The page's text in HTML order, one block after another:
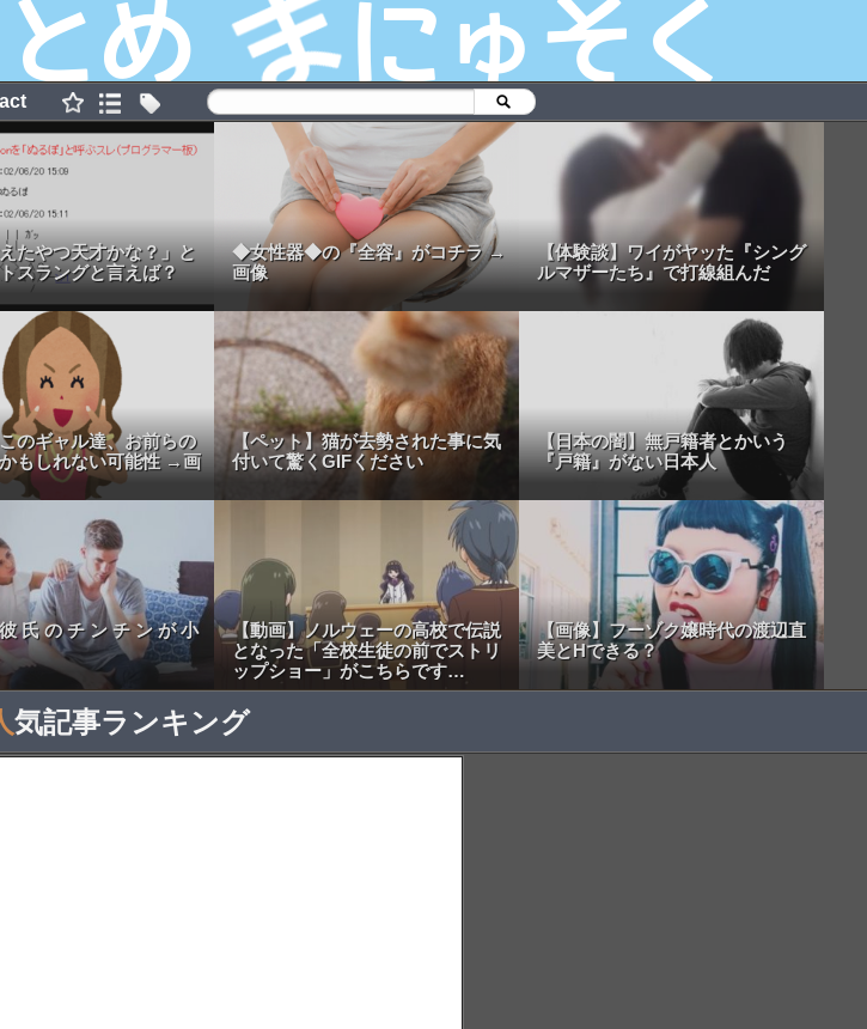
たやつ天才かな？」と
スラングと言えば？
◆女性器◆の『全容』がコチラ →
画像
【体験談】ワイがヤッた『シング
ルマザーたち』で打線組んだ
のギャル達、お前らの
もしれない可能性 →画
【ペット】猫が去勢された事に気
付いて驚くGIFください
【日本の闇】無戸籍者とかいう
『戸籍』がない日本人
彼 氏 の チ ン チ ン が 小
【動画】ノルウェーの高校で伝説
となった「全校生徒の前でストリ
ップショー」がこちらです…
【画像】フーゾク嬢時代の渡辺直
美とHできる？
気記事ランキング